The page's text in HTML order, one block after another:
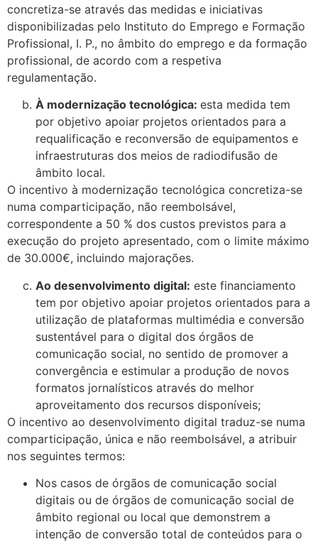
concretiza-se através das medidas e iniciativas
disponibilizadas pelo Instituto do Emprego e Formação
Profissional, I. P., no âmbito do emprego e da formação
profissional, de acordo com a respetiva
regulamentação.
À modernização tecnológica: esta medida tem
por objetivo apoiar projetos orientados para a
requalificação e reconversão de equipamentos e
infraestruturas dos meios de radiodifusão de
âmbito local.
O incentivo à modernização tecnológica concretiza-se
numa comparticipação, não reembolsável,
correspondente a 50 % dos custos previstos para a
execução do projeto apresentado, com o limite máximo
de 30.000€, incluindo majorações.
Ao desenvolvimento digital: este financiamento
tem por objetivo apoiar projetos orientados para a
utilização de plataformas multimédia e conversão
sustentável para o digital dos órgãos de
comunicação social, no sentido de promover a
convergência e estimular a produção de novos
formatos jornalísticos através do melhor
aproveitamento dos recursos disponíveis;
O incentivo ao desenvolvimento digital traduz-se numa
comparticipação, única e não reembolsável, a atribuir
nos seguintes termos:
Nos casos de órgãos de comunicação social
digitais ou de órgãos de comunicação social de
âmbito regional ou local que demonstrem a
intenção de conversão total de conteúdos para o